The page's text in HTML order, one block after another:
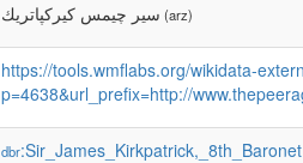
سير چيمس كيركپاتريك (arz)
https://tools.wmflabs.org/wikidata-
p=4638&url_prefix=http://
dbr:Sir_James_Kirkpatrick,_8th_Baronet